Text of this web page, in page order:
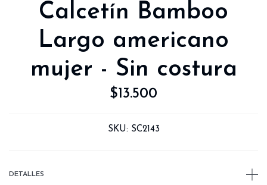
Calcetín Bamboo
Largo americano
mujer - Sin costura
$13.500
SKU: SC2143
DETALLES